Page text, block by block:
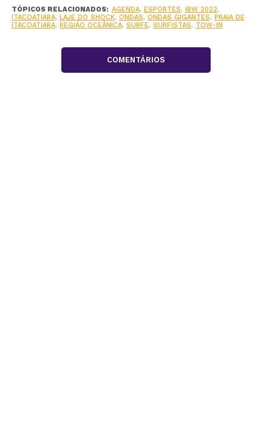
TÓPICOS RELACIONADOS: AGENDA, ESPORTES, IBW 2022,
ITACOATIARA, LAJE DO SHOCK, ONDAS, ONDAS GIGANTES, PRAIA DE
ITACOATIARA, REGIÁO OCEÂNICA, SURFE, SURFISTAS, TOW-IN
COMENTÁRIOS